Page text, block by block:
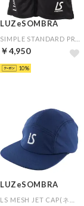
LUZeSOMBRA
￥4,950
10
LUZeSOMBRA